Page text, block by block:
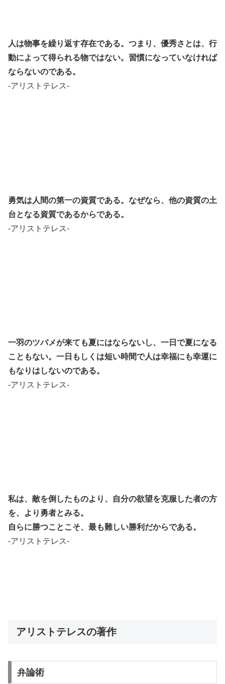
人は物事を繰り返す存在である。 つまり、優秀さとは、行
動によって得られる物ではない。習慣になっていなければ
ならないのである。
-アリストテレス-
勇気は人間の第一の資質である。なぜなら、他の資質の土
台となる資質であるからである。
-アリストテレス-
一羽のツバメが来ても夏にはならないし、一日で夏になる
こともない。 一日もしくは短い時間で人は幸福にも幸運に
もなりはしないのである。
-アリストテレス-
私は、敵を倒したものより、自分の欲望を克服した者の方
を、より勇者とみる。
自らに勝つことこそ、最も難しい勝利だからである。
-アリストテレス-
アリストテレスの著作
弁論術